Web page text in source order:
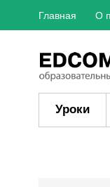
Главная О
Уроки